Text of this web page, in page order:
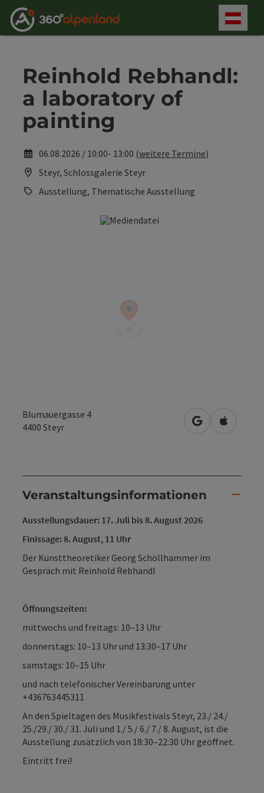
Zum Inhalt
Zur Navigation
Zum Seitenanfang
Zur Kontaktseite
Zur Suche
Zum Impressum
Zu den Hinweisen zur Bedienung der Website
Zur Startseite
Reinhold Rebhandl:
a laboratory of
painting
06.08.2026 / 10:00- 13:00 (weitere Termine)
Steyr, Schlossgalerie Steyr
Ausstellung, Thematische Ausstellung
Blumauergasse 4
4400 Steyr in Googlein Apple
Veranstaltungsinformationen
Ausstellungsdauer: 17. Juli bis 8. August 2026
Finissage: 8. August, 11 Uhr
Der Kunsttheoretiker Georg Schöllhammer im
Gespräch mit Reinhold Rebhandl
Öffnungszeiten:
mittwochs und freitags: 10–13 Uhr
donnerstags: 10–13 Uhr und 13:30–17 Uhr
samstags: 10–15 Uhr
und nach telefonischer Vereinbarung unter
+436763445311
An den Spieltagen des Musikfestivals Steyr, 23./ 24./
25./29./ 30./ 31. Juli und 1./ 5./ 6./ 7./ 8. August, ist die
Ausstellung zusätzlich von 18:30–22:30 Uhr geöffnet.
Eintritt frei!